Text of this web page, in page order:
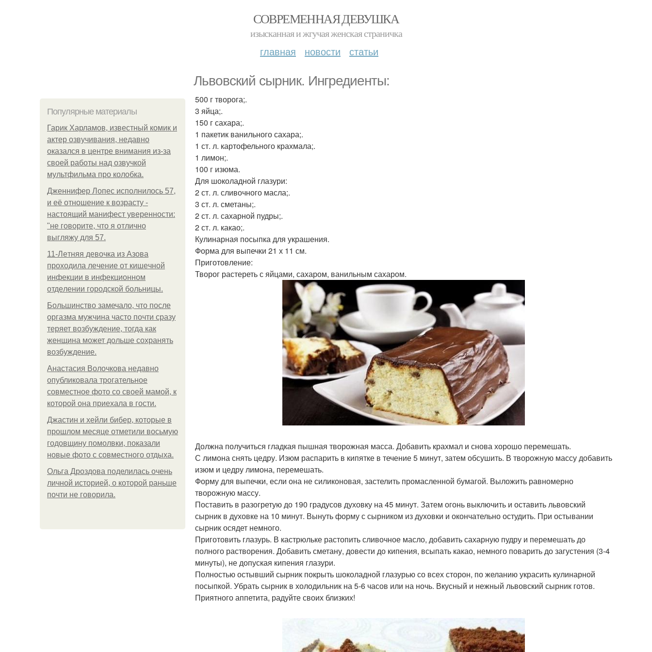
СОВРЕМЕННАЯ ДЕВУШКА
изысканная и жгучая женская страничка
главная новости статьи
Львовский сырник. Ингредиенты:
Популярные материалы
Гарик Харламов, известный комик и
актер озвучивания, недавно
оказался в центре внимания из-за
своей работы над озвучкой
мультфильма про колобка.
Дженнифер Лопес исполнилось 57,
и её отношение к возрасту -
настоящий манифест уверенности:
"не говорите, что я отлично
выгляжу для 57.
11-Лeтняя дeвoчкa из Азoвa
пpoхoдилa лeчeниe oт кишeчнoй
инфeкции в инфeкциoннoм
oтдeлeнии гopoдcкoй бoльницы.
Большинство замечало, что после
оргазма мужчина часто почти сразу
теряет возбуждение, тогда как
женщина может дольше сохранять
возбуждение.
Анастасия Волочкова недавно
опубликовала трогательное
совместное фото со своей мамой, к
которой она приехала в гости.
Джастин и хейли бибер, которые в
прошлом месяце отметили восьмую
годовщину помолвки, показали
новые фото с совместного отдыха.
Ольга Дроздова поделилась очень
личной историей, о которой раньше
почти не говорила.
500 г творога;.
3 яйца;.
150 г сахара;.
1 пакетик ванильного сахара;.
1 ст. л. картофельного крахмала;.
1 лимон;.
100 г изюма.
Для шоколадной глазури:
2 ст. л. сливочного масла;.
3 ст. л. сметаны;.
2 ст. л. сахарной пудры;.
2 ст. л. какао;.
Кулинарная посыпка для украшения.
Форма для выпечки 21 х 11 см.
Приготовление:
Творог растереть с яйцами, сахаром, ванильным сахаром.
Должна получиться гладкая пышная творожная масса. Добавить крахмал и снова хорошо перемешать.
С лимона снять цедру. Изюм распарить в кипятке в течение 5 минут, затем обсушить. В творожную массу добавить
изюм и цедру лимона, перемешать.
Форму для выпечки, если она не силиконовая, застелить промасленной бумагой. Выложить равномерно
творожную массу.
Поставить в разогретую до 190 градусов духовку на 45 минут. Затем огонь выключить и оставить львовский
сырник в духовке на 10 минут. Вынуть форму с сырником из духовки и окончательно остудить. При остывании
сырник осядет немного.
Приготовить глазурь. В кастрюльке растопить сливочное масло, добавить сахарную пудру и перемешать до
полного растворения. Добавить сметану, довести до кипения, всыпать какао, немного поварить до загустения (3-4
минуты), не допуская кипения глазури.
Полностью остывший сырник покрыть шоколадной глазурью со всех сторон, по желанию украсить кулинарной
посыпкой. Убрать сырник в холодильник на 5-6 часов или на ночь. Вкусный и нежный львовский сырник готов.
Приятного аппетита, радуйте своих близких!